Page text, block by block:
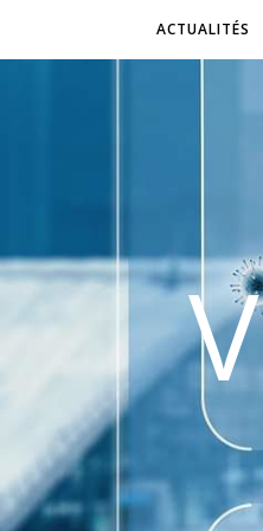
ACTUALITÉS